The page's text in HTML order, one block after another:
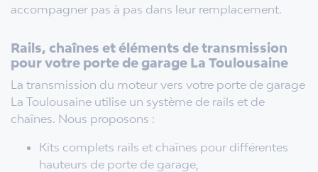
accompagner pas à pas dans leur remplacement.
Rails, chaînes et éléments de transmission
pour votre porte de garage La Toulousaine
La transmission du moteur vers votre porte de garage
La Toulousaine utilise un système de rails et de
chaînes. Nous proposons :
Kits complets rails et chaînes pour différentes
hauteurs de porte de garage,